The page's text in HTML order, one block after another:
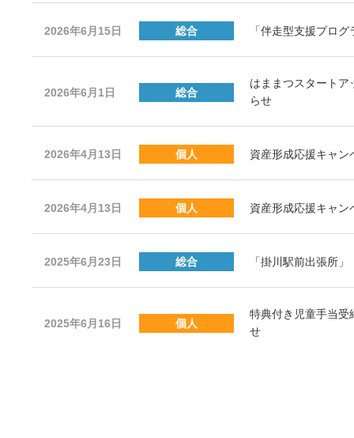
2026年6月15日 総合 「伴走型支援プロ
2026年6月1日 総合
はままつスタート
らせ
2026年4月13日 個人 資産形成応援キャ
2026年4月13日 個人 資産形成応援キャン
2025年6月23日 総合 「掛川駅前出張所
2025年6月16日 個人
特典付き児童手当受
せ